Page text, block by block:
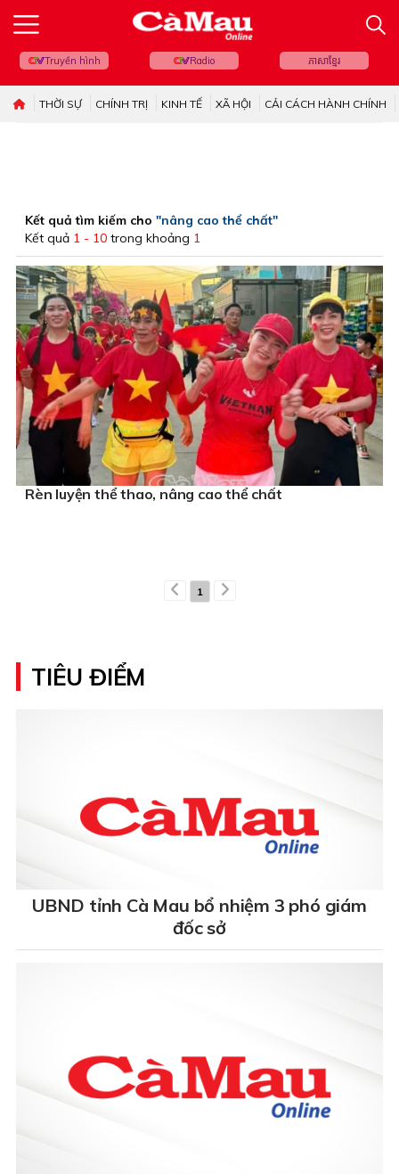
Truyền hình Radio ភាសាខ្មែរ
THỜI SỰ CHÍNH TRỊ KINH TẾ XÃ HỘI CẢI CÁCH HÀNH CHÍNH
Kết quả tìm kiếm cho "nâng cao thể chất"
Kết quả 1 - 10 trong khoảng 1
Rèn luyện thể thao, nâng cao thể chất
1
TIÊU ĐIỂM
UBND tỉnh Cà Mau bổ nhiệm 3 phó giám
đốc sở